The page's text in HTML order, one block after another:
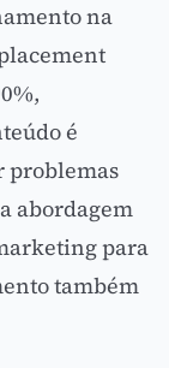
na
é
problemas
abordagem
para
também